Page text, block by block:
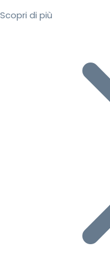
Scopri di più